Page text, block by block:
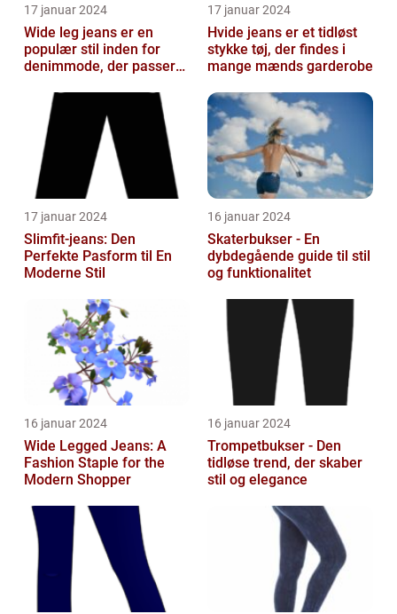
17 januar 2024
Wide leg jeans er en
populær stil inden for
denimmode, der passer
som ønsk...
17 januar 2024
Hvide jeans er et tidløst
stykke tøj, der findes i
mange mænds garderobe
17 januar 2024
Slimfit-jeans: Den
Perfekte Pasform til En
Moderne Stil
16 januar 2024
Skaterbukser - En
dybdegående guide til stil
og funktionalitet
16 januar 2024
Wide Legged Jeans: A
Fashion Staple for the
Modern Shopper
16 januar 2024
Trompetbukser - Den
tidløse trend, der skaber
stil og elegance